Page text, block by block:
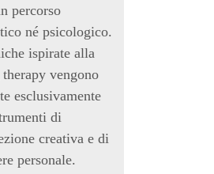
percorso
né psicologico.
ispirate alla
vengono
esclusivamente
di
creativa e di
personale.